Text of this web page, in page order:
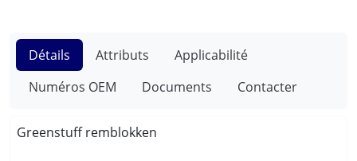
Détails Attributs
Applicabilité
Numéros OEM
Documents Contacter
Greenstuff remblokken